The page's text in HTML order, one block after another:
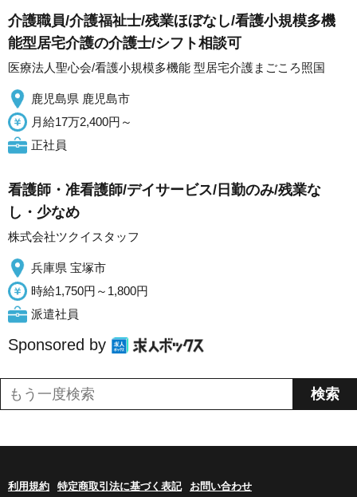
介護職員/介護福祉士/残業ほぼなし/看護小規模多機
能型居宅介護の介護士/シフト相談可
医療法人聖心会/看護小規模多機能 型居宅介護まごころ照国
鹿児島県 鹿児島市
月給17万2,400円～
正社員
看護師・准看護師/デイサービス/日勤のみ/残業な
し・少なめ
株式会社ツクイスタッフ
兵庫県 宝塚市
時給1,750円～1,800円
派遣社員
Sponsored by
利用規約 特定商取引法に基づく表記 お問い合わせ